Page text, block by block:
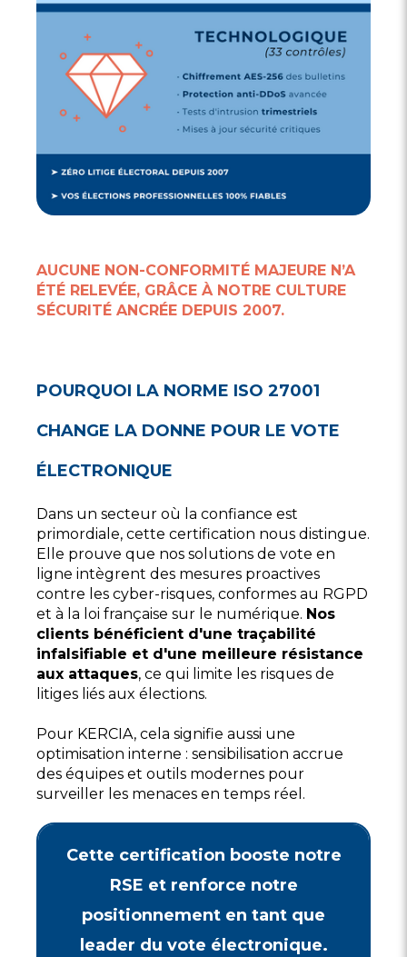
AUCUNE NON-CONFORMITÉ MAJEURE N’A
ÉTÉ RELEVÉE, GRÂCE À NOTRE CULTURE
SÉCURITÉ ANCRÉE DEPUIS 2007.
POURQUOI LA NORME ISO 27001
CHANGE LA DONNE POUR LE VOTE
ÉLECTRONIQUE
Dans un secteur où la confiance est
primordiale, cette certification nous distingue.
Elle prouve que nos solutions de vote en
ligne intègrent des mesures proactives
contre les cyber-risques, conformes au RGPD
et à la loi française sur le numérique. Nos
clients bénéficient d'une traçabilité
infalsifiable et d'une meilleure résistance
aux attaques, ce qui limite les risques de
litiges liés aux élections.
Pour KERCIA, cela signifie aussi une
optimisation interne : sensibilisation accrue
des équipes et outils modernes pour
surveiller les menaces en temps réel.
Cette certification booste notre
RSE et renforce notre
positionnement en tant que
leader du vote électronique.